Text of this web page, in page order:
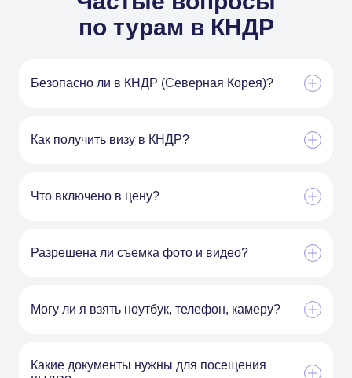
по турам в КНДР
Безопасно ли в КНДР (Северная Корея)?
Как получить визу в КНДР?
Что включено в цену?
Разрешена ли съемка фото и видео?
Могу ли я взять ноутбук, телефон, камеру?
Какие документы нужны для посещения